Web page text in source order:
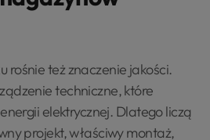
rośnie też znaczenie jakości.
techniczne, które
elektrycznej. Dlatego liczą
projekt, właściwy montaż,